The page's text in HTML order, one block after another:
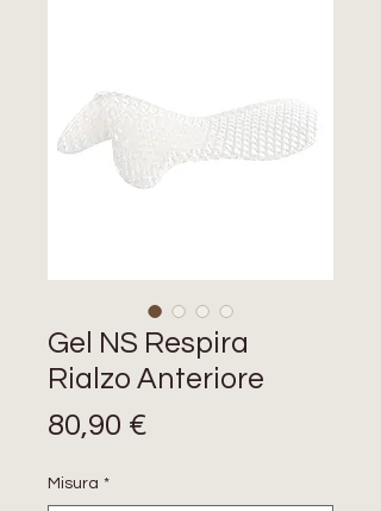
Gel NS Respira
Rialzo Anteriore
80,90 €
Misura *